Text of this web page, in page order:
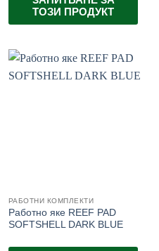
ТОЗИ ПРОДУКТ
РАБОТНИ КОМПЛЕКТИ
Работно яке REEF PAD
SOFTSHELL DARK BLUE